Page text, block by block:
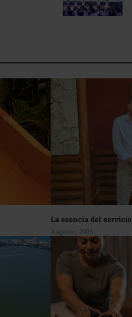
La esencia del servicio
4 agosto, 2026